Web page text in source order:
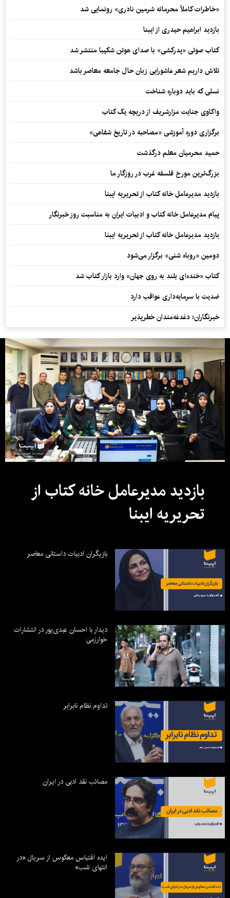
«خاطرات کاملاً محرمانه شرمین نادری» رونمایی شد
بازدید ابراهیم حیدری از ایبنا
کتاب صوتی «پدرکشی» با صدای هوتن شکیبا منتشر شد
تلاش داریم شعر عاشورایی زبان حال جامعه معاصر باشد
نسلی که باید دوباره شناخت
واکاوی جنایت مزارشریف از دریچه یک کتاب
برگزاری دوره آموزشی «مصاحبه در تاریخ شفاهی»
حمید محرمیان معلم درگذشت
بزرگ‌ترین مورخ فلسفه غرب در روزگار ما
بازدید مدیرعامل خانه کتاب از تحریریه ایبنا
پیام مدیرعامل خانه کتاب و ادبیات ایران به مناسبت روز خبرنگار
بازدید مدیرعامل خانه کتاب از تحریریه ایبنا
دومین «روباه شنی» برگزار می‌شود
کتاب «خنده‌ای بلند به روی جهان» وارد بازار کتاب شد
ضدیت با سرمایه‌داری عواقب دارد
خبرنگاران؛ دغدغه‌مندان خطرپذیر
بازدید مدیرعامل خانه کتاب از
تحریریه ایبنا
بازیگران ادبیات داستانی معاصر
دیدار با احسان عبدی‌پور در انتشارات
خوارزمی
تداوم نظام نابرابر
مصائب نقد ادبی در ایران
ایده اقتباس معکوس از سریال «در
انتهای شب»